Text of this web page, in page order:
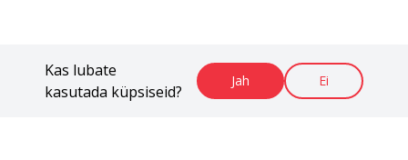
Kas lubate
kasutada küpsiseid?
Jah Ei